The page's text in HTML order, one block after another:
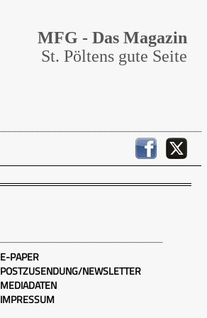
MFG - Das Magazin
St. Pöltens gute Seite
E-PAPER
POSTZUSENDUNG/NEWSLETTER
MEDIADATEN
IMPRESSUM